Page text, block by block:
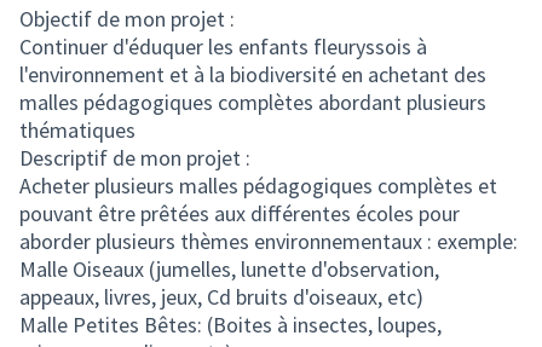
Objectif de mon projet :
Continuer d'éduquer les enfants fleuryssois à
l'environnement et à la biodiversité en achetant des
malles pédagogiques complètes abordant plusieurs
thématiques
Descriptif de mon projet :
Acheter plusieurs malles pédagogiques complètes et
pouvant être prêtées aux différentes écoles pour
aborder plusieurs thèmes environnementaux : exemple:
Malle Oiseaux (jumelles, lunette d'observation,
appeaux, livres, jeux, Cd bruits d'oiseaux, etc)
Malle Petites Bêtes: (Boites à insectes, loupes,